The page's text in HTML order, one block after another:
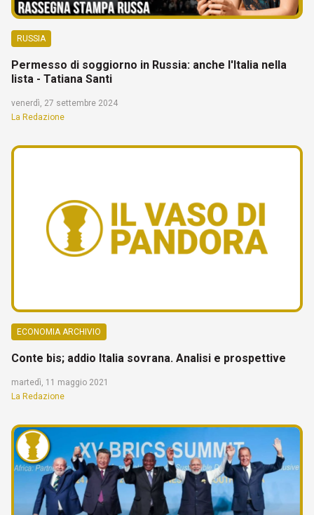
RUSSIA
Permesso di soggiorno in Russia: anche l'Italia nella
lista - Tatiana Santi
venerdì, 27 settembre 2024
La Redazione
ECONOMIA ARCHIVIO
Conte bis; addio Italia sovrana. Analisi e prospettive
martedì, 11 maggio 2021
La Redazione